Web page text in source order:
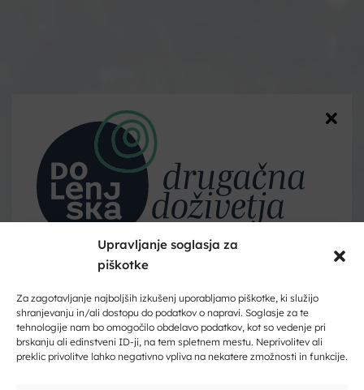
Upravljanje soglasja za
piškotke
Za zagotavljanje najboljših izkušenj uporabljamo piškotke, ki služijo
shranjevanju in/ali dostopu do podatkov o napravi. Soglasje za te
tehnologije nam bo omogočilo obdelavo podatkov, kot so vedenje pri
brskanju ali edinstveni ID-ji, na tem spletnem mestu. Neprivolitev ali
preklic privolitve lahko negativno vpliva na nekatere zmožnosti in funkcije.
S kolesom po Dolenjski
Dobrodošli na Dolenjskem!
Vpišite svoj e-naslov